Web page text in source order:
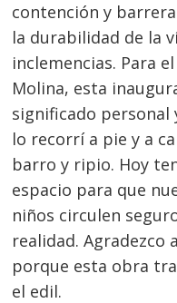
contención y
la durabilidad de la
inclemencias. Para
Molina, esta
significado personal
lo recorrí a pie y a
barro y ripio. Hoy
espacio para que
niños circulen
realidad. Agradezco
porque esta obra
el edil.
Navegación
de
entradas